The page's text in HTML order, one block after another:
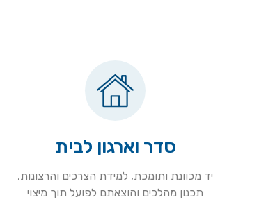
סדר וארגון לבית
יד מכוונת ותומכת, למידת הצרכים והרצונות,
תכנון מהלכים והוצאתם לפועל תוך מיצוי